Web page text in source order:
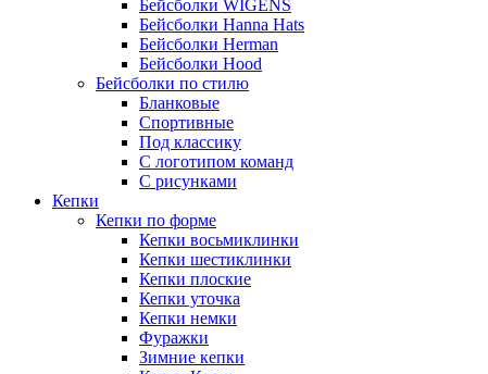
Бейсболки WIGENS
Бейсболки Hanna Hats
Бейсболки Herman
Бейсболки Hood
Бейсболки по стилю
Бланковые
Спортивные
Под классику
С логотипом команд
С рисунками
Кепки
Кепки по форме
Кепки восьмиклинки
Кепки шестиклинки
Кепки плоские
Кепки уточка
Кепки немки
Фуражки
Зимние кепки